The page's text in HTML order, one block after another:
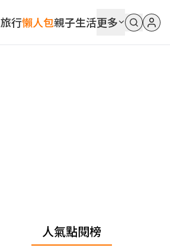
旅行懶人包親子生活更多
人氣點閱榜